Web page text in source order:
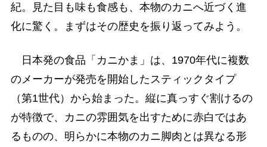
紀。見た目も味も食感も、本物のカニへ近づく進
化に驚く。まずはその歴史を振り返ってみよう。
日本発の食品「カニかま」は、1970年代に複数
のメーカーが発売を開始したスティックタイプ
（第1世代）から始まった。縦に真っすぐ割けるの
が特徴で、カニの雰囲気を出すために赤白ではあ
るものの、明らかに本物のカニ脚肉とは異なる形